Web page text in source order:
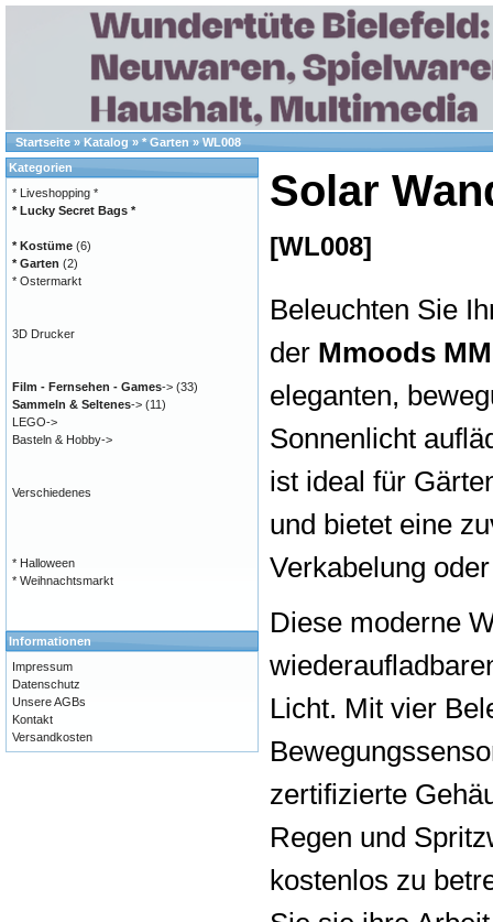
Startseite » Katalog » * Garten » WL008
Solar
[WL008]
Beleuchten Sie
der Mmoods
eleganten,
Sonnenlicht
ist ideal für
und bietet eine
Verkabelung
Diese moderne
Licht. Mit vier
zertifizierte
Regen und
kostenlos zu
Kategorien
* Liveshopping *
* Lucky Secret Bags *
* Kostüme (6)
* Garten (2)
* Ostermarkt
3D Drucker
Film - Fernsehen - Games-> (33)
Sammeln & Seltenes-> (11)
LEGO->
Basteln & Hobby->
Verschiedenes
* Halloween
* Weihnachtsmarkt
Informationen
Impressum
Datenschutz
Unsere AGBs
Kontakt
Versandkosten